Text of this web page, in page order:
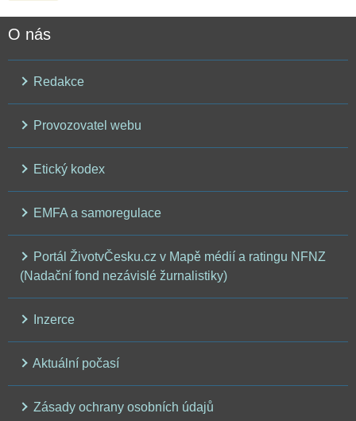
O nás
Redakce
Provozovatel webu
Etický kodex
EMFA a samoregulace
Portál ŽivotvČesku.cz v Mapě médií a ratingu NFNZ
(Nadační fond nezávislé žurnalistiky)
Inzerce
Aktuální počasí
Zásady ochrany osobních údajů